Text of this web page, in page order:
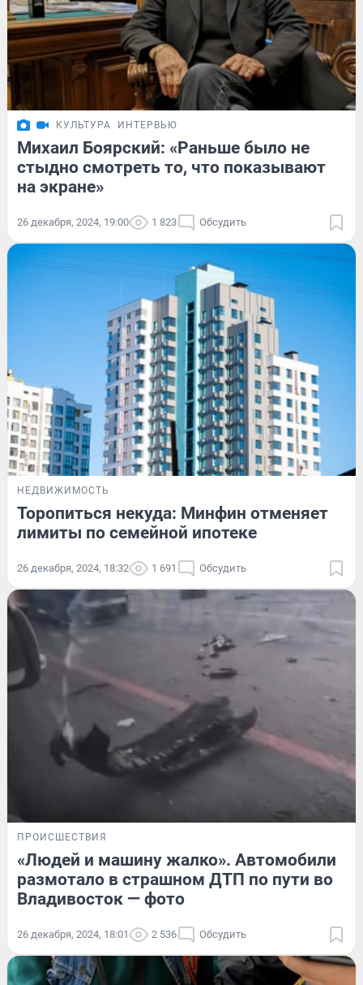
КУЛЬТУРА ИНТЕРВЬЮ
Михаил Боярский: «Раньше было не
стыдно смотреть то, что показывают
на экране»
26 декабря, 2024, 19:00 1 823 Обсудить
НЕДВИЖИМОСТЬ
Торопиться некуда: Минфин отменяет
лимиты по семейной ипотеке
26 декабря, 2024, 18:32 1 691 Обсудить
ПРОИСШЕСТВИЯ
«Людей и машину жалко». Автомобили
размотало в страшном ДТП по пути во
Владивосток — фото
26 декабря, 2024, 18:01 2 536 Обсудить